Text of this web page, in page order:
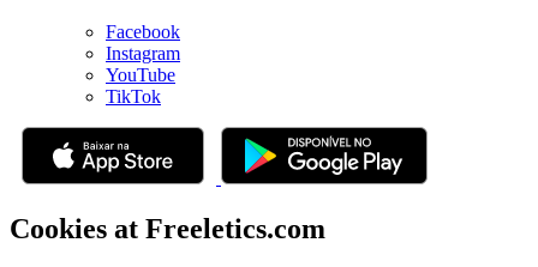
Facebook
Instagram
YouTube
TikTok
Cookies at Freeletics.com